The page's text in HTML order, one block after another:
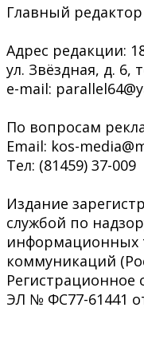
Главный
Адрес редакции:
ул. Звёздная, д. 6,
e-mail:
По вопросам
Email: kos-
Тел: (81459) 37-009
Издание
службой по
информационных
коммуникаций
Регистрационное
ЭЛ № ФС77-61441